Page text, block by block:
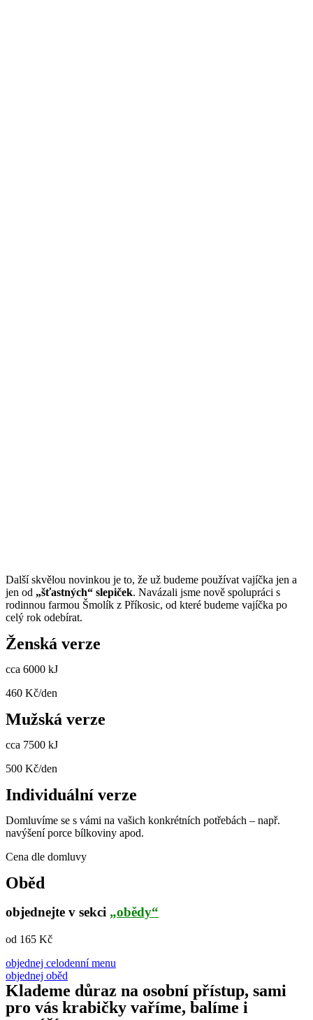
Další skvělou novinkou je to, že už budeme používat vajíčka jen a
jen od „šťastných“ slepiček. Navázali jsme nově spolupráci s
rodinnou farmou Šmolík z Příkosic, od které budeme vajíčka po
celý rok odebírat.
Ženská verze
cca 6000 kJ
460 Kč/den
Mužská verze
cca 7500 kJ
500 Kč/den
Individuální verze
Domluvíme se s vámi na vašich konkrétních potřebách – např.
navýšení porce bílkoviny apod.
Cena dle domluvy
Oběd
objednejte v sekci „obědy“
od 165 Kč
objednej celodenní menu
objednej oběd
Klademe důraz na osobní přístup, sami
pro vás krabičky vaříme, balíme i